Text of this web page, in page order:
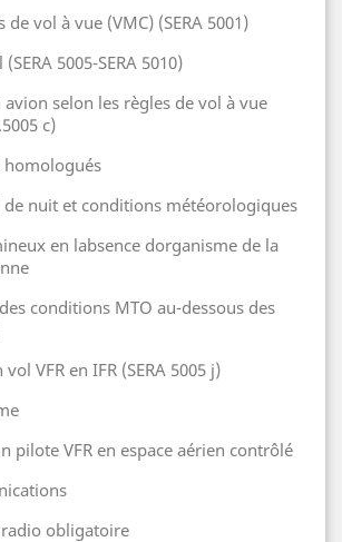
vol à vue (VMC) (SERA 5001)
5005-SERA 5010)
selon les règles de vol à vue
c)
homologués
de nuit et conditions météorologiques
en labsence dorganisme de la
conditions MTO au-dessous des
VFR en IFR (SERA 5005 j)
pilote VFR en espace aérien contrôlé
obligatoire